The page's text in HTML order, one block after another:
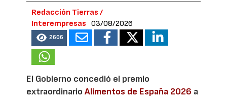
Redacción Tierras /
Interempresas
03/08/2026
2606
El Gobierno concedió el premio
extraordinarioAlimentos de España 2026 a